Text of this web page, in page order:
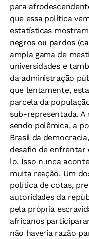
para
que essa política
estatísticas
negros ou pardos
ampla gama de
universidades e
da administração
que lentamente,
parcela da
sub-representada. A
sendo polêmica, a
Brasil da
desafio de enfrentar
lo. Isso nunca
muita reação. Um
política de cotas,
autoridades da
pela própria
africanos
não haveria razão